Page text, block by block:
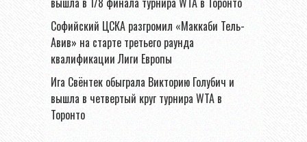
Софийский ЦСКА разгромил «Маккаби Тель-
Авив» на старте третьего раунда
квалификации Лиги Европы
Ига Свёнтек обыграла Викторию Голубич и
вышла в четвертый круг турнира WTA в
Торонто